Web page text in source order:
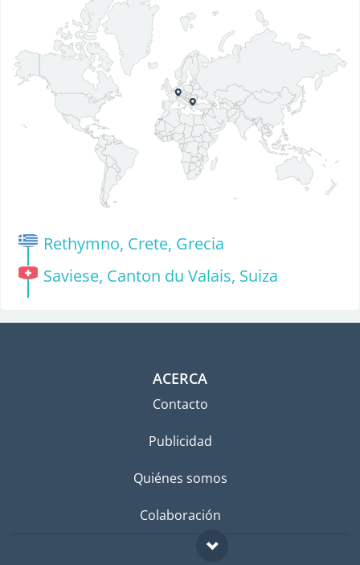
Rethymno, Crete, Grecia
Saviese, Canton du Valais, Suiza
ACERCA
Contacto
Publicidad
Quiénes somos
Colaboración